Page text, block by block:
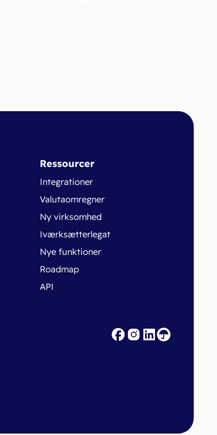
Ressourcer
Integrationer
Valutaomregner
Ny virksomhed
Iværksætterlegat
Nye funktioner
Roadmap
API